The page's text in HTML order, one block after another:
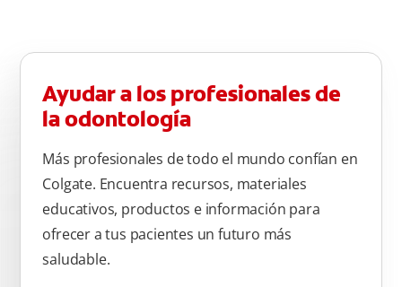
Ayudar a los profesionales de
la odontología
Más profesionales de todo el mundo confían en
Colgate. Encuentra recursos, materiales
educativos, productos e información para
ofrecer a tus pacientes un futuro más
saludable.